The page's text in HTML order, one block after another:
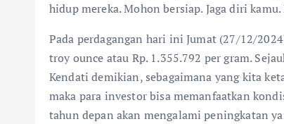
hidup mereka. Mohon bersiap. Jaga diri
Pada perdagangan hari ini Jumat (27/12/
troy ounce atau Rp. 1.355.792 per gram.
Kendati demikian, sebagaimana yang kita
maka para investor bisa memanfaatkan
tahun depan akan mengalami peningkatan